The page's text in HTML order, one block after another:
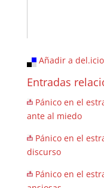
Añadir a
Entradas
Pánico en el
ante al miedo
Pánico en el
discurso
Pánico en el